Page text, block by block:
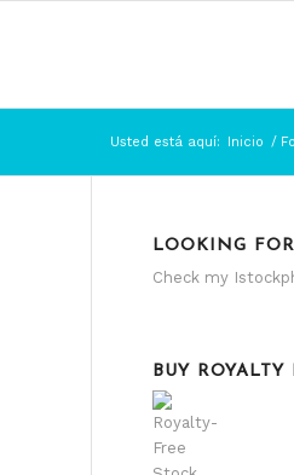
Usted está aquí: Inicio /
LOOKING
Check my
BUY ROYALTY